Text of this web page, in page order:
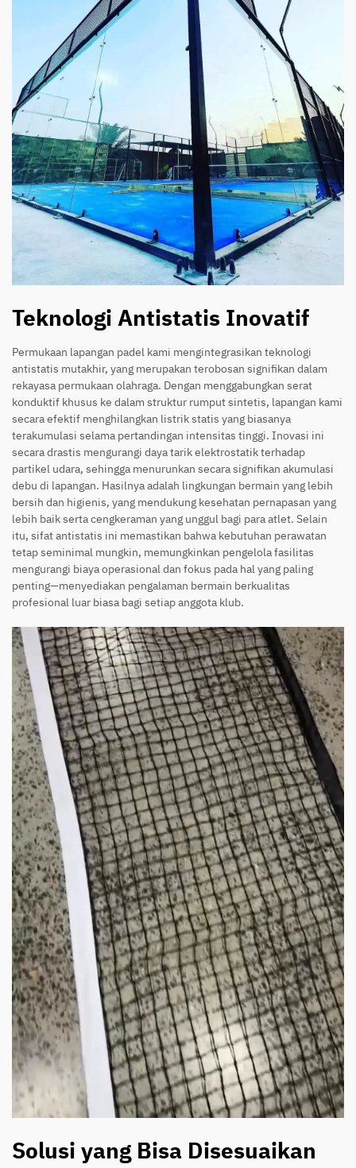
Teknologi Antistatis Inovatif
Permukaan lapangan padel kami mengintegrasikan teknologi
antistatis mutakhir, yang merupakan terobosan signifikan dalam
rekayasa permukaan olahraga. Dengan menggabungkan serat
konduktif khusus ke dalam struktur rumput sintetis, lapangan kami
secara efektif menghilangkan listrik statis yang biasanya
terakumulasi selama pertandingan intensitas tinggi. Inovasi ini
secara drastis mengurangi daya tarik elektrostatik terhadap
partikel udara, sehingga menurunkan secara signifikan akumulasi
debu di lapangan. Hasilnya adalah lingkungan bermain yang lebih
bersih dan higienis, yang mendukung kesehatan pernapasan yang
lebih baik serta cengkeraman yang unggul bagi para atlet. Selain
itu, sifat antistatis ini memastikan bahwa kebutuhan perawatan
tetap seminimal mungkin, memungkinkan pengelola fasilitas
mengurangi biaya operasional dan fokus pada hal yang paling
penting—menyediakan pengalaman bermain berkualitas
profesional luar biasa bagi setiap anggota klub.
Solusi yang Bisa Disesuaikan